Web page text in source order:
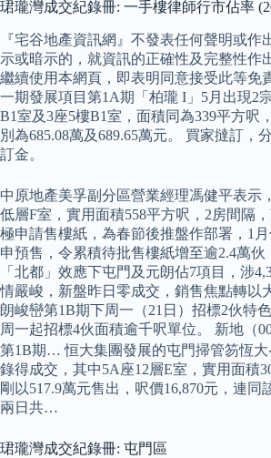
珺瓏灣成交紀錄冊: 一手樓律師行市佔率
『宅谷地產資訊網』不發表任何聲明或作
示或暗示的，就資訊的正確性及完整性作
繼續使用本網頁，即表明同意接受此等免
一期發展項目第1A期「柏瓏 I」5月出現2
B1室及3座5樓B1室，面積同為339平方呎
別為685.08萬及689.65萬元。 買家撻訂，
訂金。
中原地產美孚副分區營業經理馮健平表示
低層F室，實用面積558平方呎，2房間隔
極申請售樓紙，為春節後推盤作部署，1月
申預售，令累積待批售樓紙增至逾2.4萬伙
「北都」效應下屯門及元朗佔7項目，涉
情嚴峻，新盤昨日零成交，銷售焦點轉以
朗峻巒第1B期下周一（21日）招標2伙特
周一起招標4伙面積逾千呎單位。 新地（
第1B期… 恒大集團發展的屯門掃管笏恆大
錄得成交，其中5A座12層E室，實用面積
剛以517.9萬元售出，呎價16,870元，連同
兩日共…
珺瓏灣成交紀錄冊: 屯門區